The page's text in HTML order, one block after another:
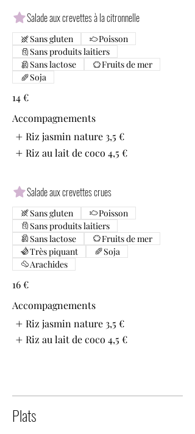
Salade aux crevettes à la citronnelle
14 €
Sans gluten
Poisson
Sans produits laitiers
Sans lactose
Fruits de mer
Soja
Accompagnements
Riz jasmin nature 3,5 €
Riz au lait de coco 4,5 €
Salade aux crevettes crues
16 €
Sans gluten
Poisson
Sans produits laitiers
Sans lactose
Fruits de mer
Très piquant
Soja
Arachides
Accompagnements
Riz jasmin nature 3,5 €
Riz au lait de coco 4,5 €
Plats